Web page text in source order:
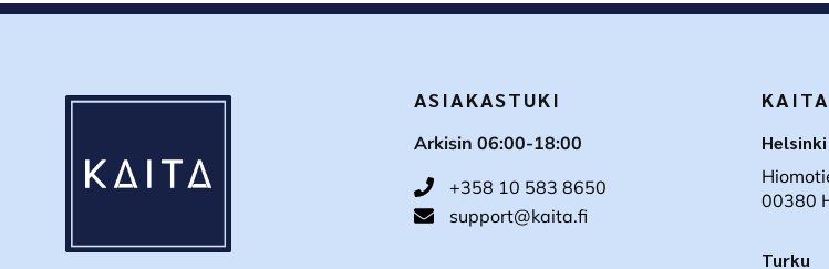
ASIAKASTUKI
Arkisin 06:00-18:00
+358 10 583 8650
support@kaita.fi
Helsinki
00380
Turku